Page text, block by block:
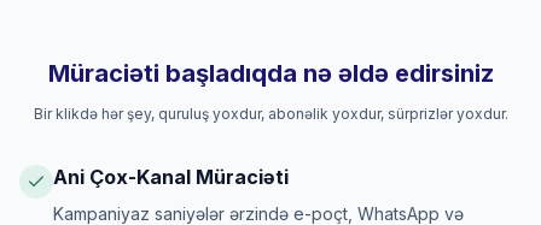
Müraciəti başladıqda nə əldə edirsiniz
Bir klikdə hər şey, quruluş yoxdur, abonəlik yoxdur, sürprizlər yoxdur.
Ani Çox-Kanal Müraciəti
Kampaniyaz saniyələr ərzində e-poçt, WhatsApp və